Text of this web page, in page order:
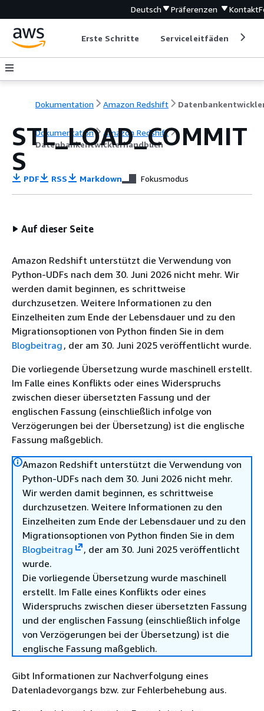
Deutsch Präferenzen Kontakt
Erste Schritte Serviceleitfäden
Dokumentation Amazon Redshift
Dokumentation
Amazon Redshift
Datenbankentwicklerhandbuch
STL_LOAD_COMMIT
S
PDF RSS Markdown Fokusmodus
Auf dieser Seite
Amazon Redshift unterstützt die Verwendung von
Python-UDFs nach dem 30. Juni 2026 nicht mehr. Wir
werden damit beginnen, es schrittweise
durchzusetzen. Weitere Informationen zu den
Einzelheiten zum Ende der Lebensdauer und zu den
Migrationsoptionen von Python finden Sie in dem
Blogbeitrag , der am 30. Juni 2025 veröffentlicht wurde.
Die vorliegende Übersetzung wurde maschinell erstellt.
Im Falle eines Konflikts oder eines Widerspruchs
zwischen dieser übersetzten Fassung und der
englischen Fassung (einschließlich infolge von
Verzögerungen bei der Übersetzung) ist die englische
Fassung maßgeblich.
Amazon Redshift unterstützt die Verwendung von
Python-UDFs nach dem 30. Juni 2026 nicht mehr.
Wir werden damit beginnen, es schrittweise
durchzusetzen. Weitere Informationen zu den
Einzelheiten zum Ende der Lebensdauer und zu den
Migrationsoptionen von Python finden Sie in dem
Blogbeitrag
, der am 30. Juni 2025 veröffentlicht
wurde.
Die vorliegende Übersetzung wurde maschinell
erstellt. Im Falle eines Konflikts oder eines
Widerspruchs zwischen dieser übersetzten Fassung
und der englischen Fassung (einschließlich infolge
von Verzögerungen bei der Übersetzung) ist die
englische Fassung maßgeblich.
Gibt Informationen zur Nachverfolgung eines
Datenladevorgangs bzw. zur Fehlerbehebung aus.